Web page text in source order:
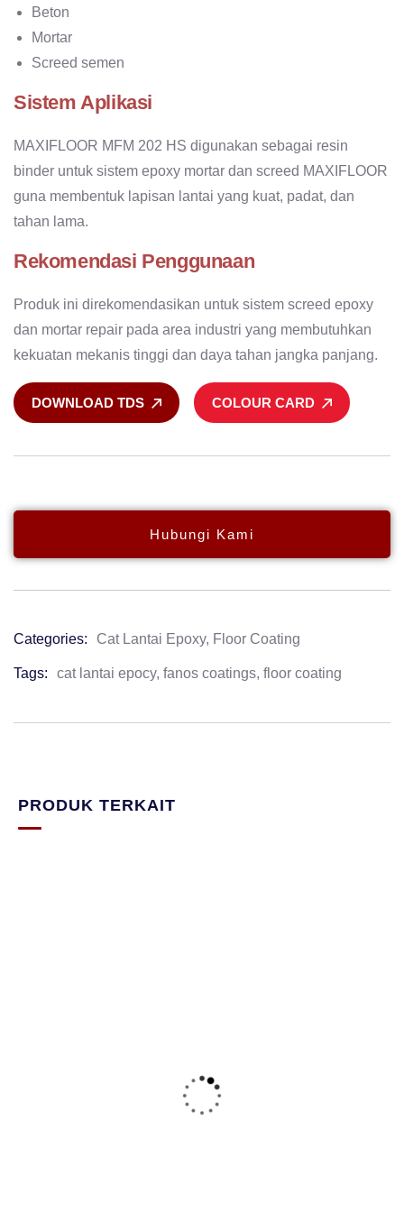
Beton
Mortar
Screed semen
Sistem Aplikasi
MAXIFLOOR MFM 202 HS digunakan sebagai resin
binder untuk sistem epoxy mortar dan screed MAXIFLOOR
guna membentuk lapisan lantai yang kuat, padat, dan
tahan lama.
Rekomendasi Penggunaan
Produk ini direkomendasikan untuk sistem screed epoxy
dan mortar repair pada area industri yang membutuhkan
kekuatan mekanis tinggi dan daya tahan jangka panjang.
DOWNLOAD TDS COLOUR CARD
Hubungi Kami
Categories: Cat Lantai Epoxy, Floor Coating
Tags: cat lantai epocy, fanos coatings, floor coating
PRODUK TERKAIT